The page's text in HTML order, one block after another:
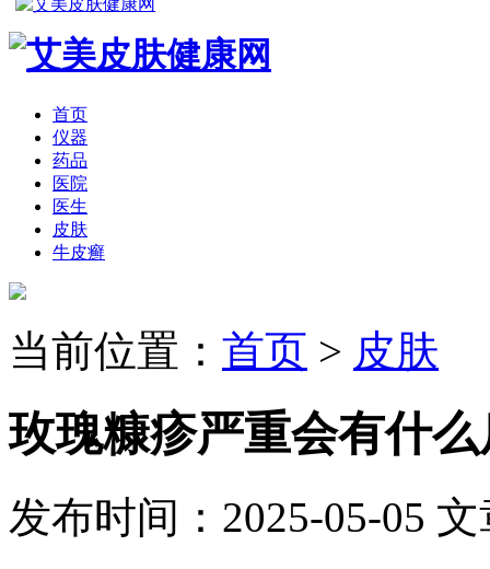
首页
仪器
药品
医院
医生
皮肤
牛皮癣
当前位置： 首页 > 皮肤
玫瑰糠疹严重会有什
发布时间：2025-05-05 文